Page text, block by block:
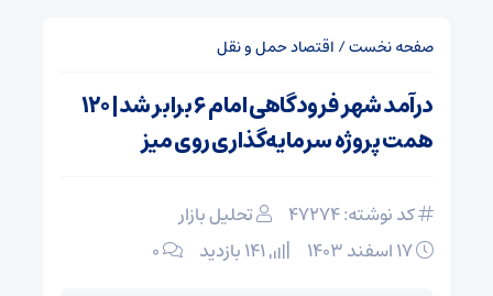
صفحه نخست/ اقتصاد حمل و نقل
درآمد شهر فرودگاهی امام ۶ برابر شد| ۱۲۰
همت پروژه سرمایه‌گذاری روی میز
کد نوشته: 47274
تحلیل بازار
۰